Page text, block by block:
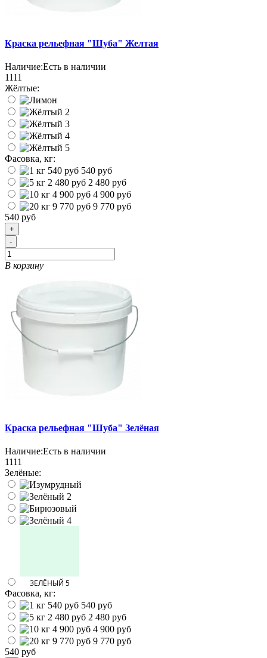
Краска рельефная "Шуба" Желтая
Наличие:Есть в наличии
1111
Жёлтые:
Фасовка, кг:
540 руб
2 480 руб
4 900 руб
9 770 руб
540 руб
+
-
В корзину
Краска рельефная "Шуба" Зелёная
Наличие:Есть в наличии
1111
Зелёные:
Фасовка, кг:
540 руб
2 480 руб
4 900 руб
9 770 руб
540 руб